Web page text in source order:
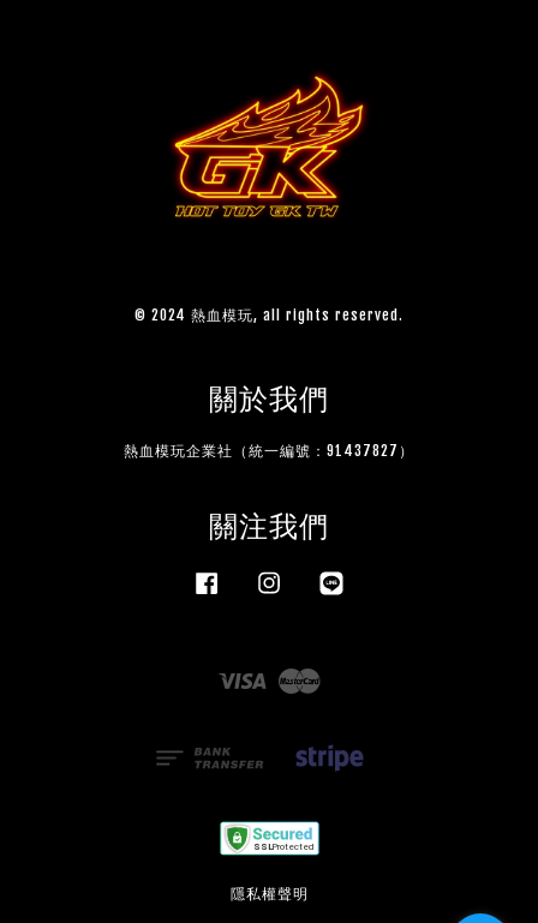
© 2024 熱血模玩, all rights reserved.
關於我們
熱血模玩企業社（統一編號：91437827）
關注我們
Facebook Instagram
Visa
隱私權聲明